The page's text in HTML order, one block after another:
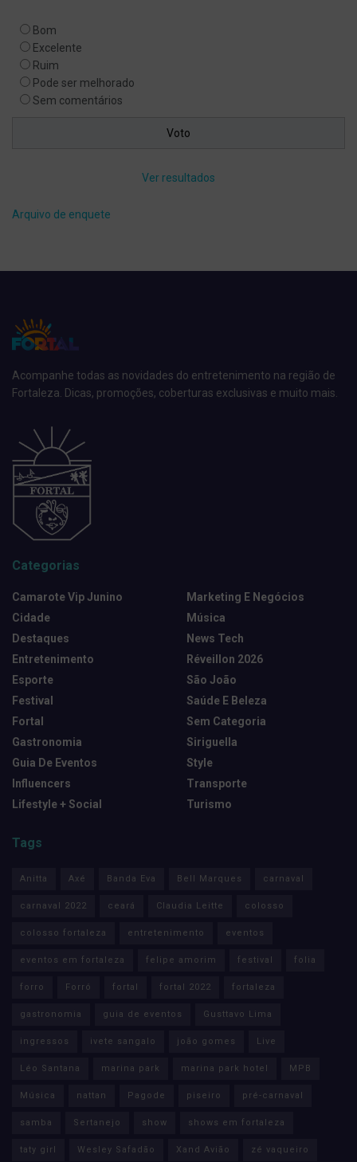
Bom
Excelente
Ruim
Pode ser melhorado
Sem comentários
Ver resultados
Arquivo de enquete
Acompanhe todas as novidades do entretenimento na região de
Fortaleza. Dicas, promoções, coberturas exclusivas e muito mais.
Categorias
Camarote Vip Junino
Cidade
Destaques
Entretenimento
Esporte
Festival
Fortal
Gastronomia
Guia De Eventos
Influencers
Lifestyle + Social
Marketing E Negócios
Música
News Tech
Réveillon 2026
São João
Saúde E Beleza
Sem Categoria
Siriguella
Style
Transporte
Turismo
Tags
Anitta Axé Banda Eva Bell Marques carnaval
carnaval 2022 ceará Claudia Leitte colosso
colosso fortaleza entretenimento eventos
eventos em fortaleza felipe amorim festival folia
forro Forró fortal fortal 2022 fortaleza
gastronomia guia de eventos Gusttavo Lima
ingressos ivete sangalo joão gomes Live
Léo Santana marina park marina park hotel MPB
Música nattan Pagode piseiro pré-carnaval
samba Sertanejo show shows em fortaleza
taty girl Wesley Safadão Xand Avião zé vaqueiro